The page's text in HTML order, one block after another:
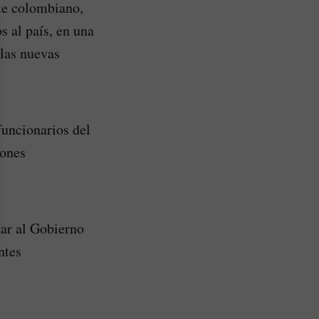
colombiano,
al país, en una
nuevas
del
al Gobierno